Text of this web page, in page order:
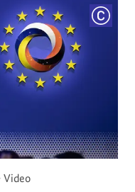
Video